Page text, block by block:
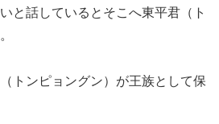
と話しているとそこへ東平君（ト
トンピョングン）が王族として保